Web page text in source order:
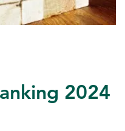
2024